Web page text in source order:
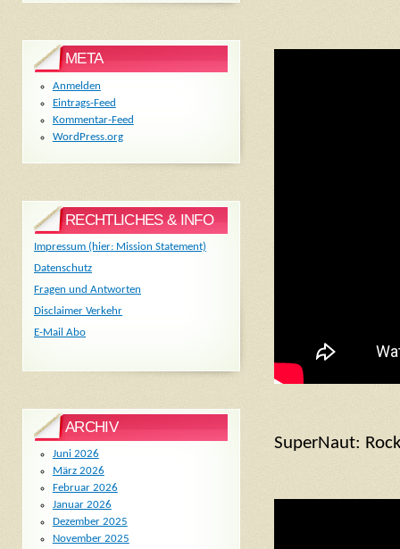
SuperNaut:
META
Anmelden
Eintrags-Feed
Kommentar-Feed
WordPress.org
RECHTLICHES & INFO
Impressum (hier: Mission Statement)
Datenschutz
Fragen und Antworten
Disclaimer Verkehr
E-Mail Abo
ARCHIV
Juni 2026
März 2026
Februar 2026
Januar 2026
Dezember 2025
November 2025